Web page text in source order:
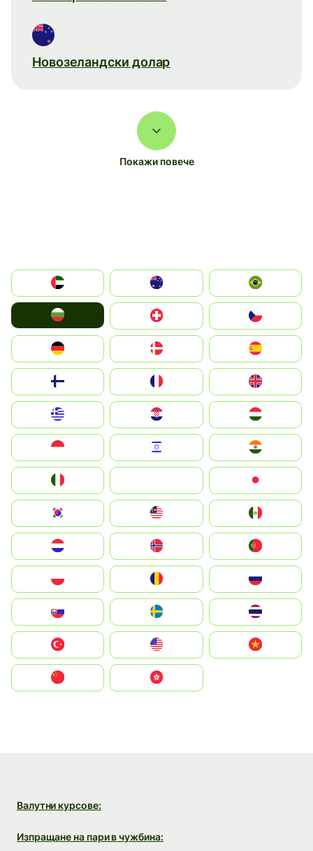
Новозеландски долар
Покажи повече
الإمارات العربية المتحدة
Switzerland
Deutschland
United Kingdom
Magyarország
South Korea
United States
中國香港特別行政區
Валутни курсове:
Изпращане на пари в чужбина: